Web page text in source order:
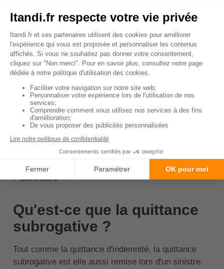
jamais vous considérez que la somme versée est
Une fois signée,il est presque impossible de
contester la quittance d'indemnité. Et ce, même si
vous intentez une action au tribunal.
C'est pourquoi, si vous pensez que vous n'êtes pas
indemnisé à la hauteur des préjudices subis, il est
préférable de ne pas signer ce document. Là vous
de votre assureur et essayez de l'ajuster à hauteur
↑ Sommaire
Qu'est-ce que la quittance
subrogative ?
Tout comme la quittance d'indemnité, la quittance
subrogative est elle aussi remise lors d'un sinistre.